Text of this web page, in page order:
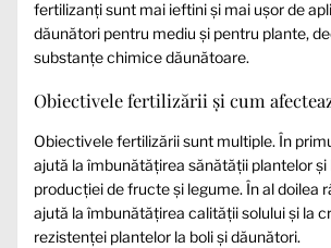
fertilizanți sunt mai ieftini și mai ușor de
dăunători pentru mediu și pentru plante,
substanțe chimice dăunătoare.
Obiectivele fertilizării și cum
Obiectivele fertilizării sunt multiple. În
ajută la îmbunătățirea sănătății plantelor și
producției de fructe și legume. În al doilea
ajută la îmbunătățirea calității solului și la
rezistenței plantelor la boli și dăunători.